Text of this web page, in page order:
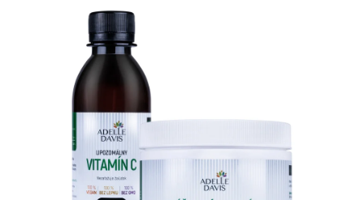
je
5,0
z
5
hviezdičiek.